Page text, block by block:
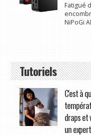
Fatigué
NiPoGi
Tutoriels
C'est à
draps et
un